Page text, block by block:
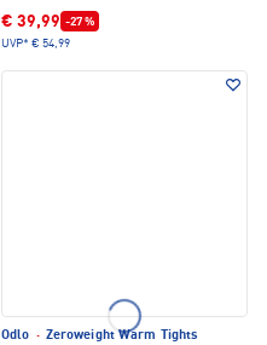
€ 39,99 -27 %
UVP* € 54,99
Odlo · Zeroweight Warm Tights